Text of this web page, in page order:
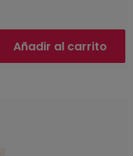
Añadir al carrito